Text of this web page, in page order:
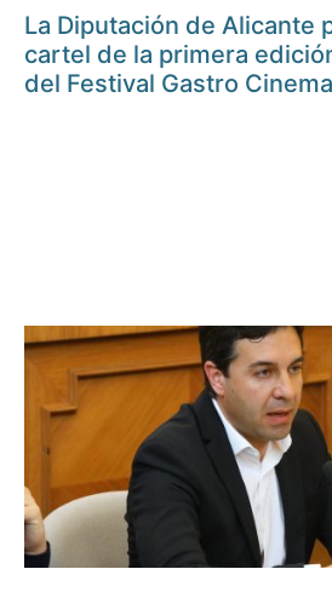
La Diputación de Alicante
cartel de la primera
del Festival Gastro Cinema